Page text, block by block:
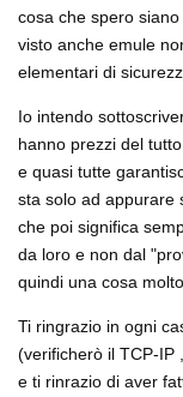
cosa che spero
visto anche emule
elementari di
Io intendo
hanno prezzi del
e quasi tutte
sta solo ad appurare
che poi significa
da loro e non dal
quindi una cosa
Ti ringrazio in ogni
(verificherò il TCP-IP
e ti rinrazio di aver